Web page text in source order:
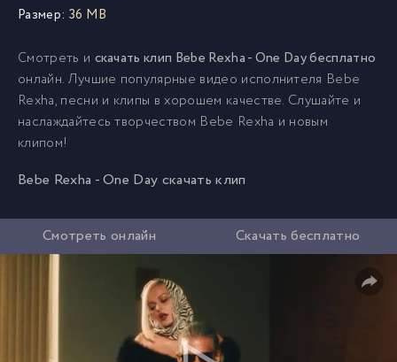
Размер: 36 MB
Смотреть и скачать клип Bebe Rexha - One Day бесплатно
онлайн. Лучшие популярные видео исполнителя Bebe
Rexha, песни и клипы в хорошем качестве. Слушайте и
наслаждайтесь творчеством Bebe Rexha и новым
клипом!
Bebe Rexha - One Day скачать клип
Смотреть онлайн Скачать бесплатно